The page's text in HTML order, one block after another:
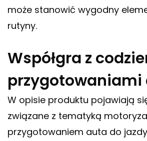
może stanowić wygodny
rutyny.
Współgra z
przygotowaniami
W opisie produktu pojawiają
związane z tematyką
przygotowaniem auta do